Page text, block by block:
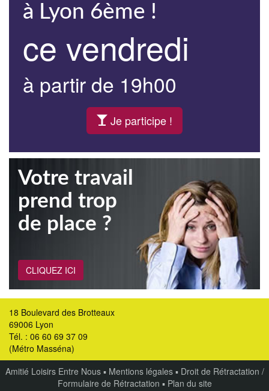
à Lyon 6ème !
ce vendredi
à partir de 19h00
Je participe !
Votre travail
prend trop
de place ?
CLIQUEZ ICI
18 Boulevard des Brotteaux
69006 Lyon
Tél. : 06 60 69 37 09
(Métro Masséna)
Amitié Loisirs Entre Nous▪ Mentions légales▪ Droit de Rétractation /
Formulaire de Rétractation ▪ Plan du site